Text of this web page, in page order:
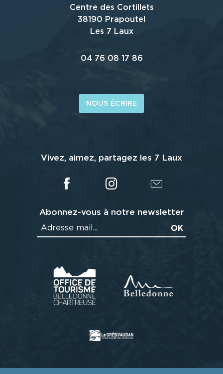
Centre des Cortillets
38190 Prapoutel
Les 7 Laux
04 76 08 17 86
NOUS ÉCRIRE
Vivez, aimez, partagez les 7 Laux
Abonnez-vous à notre newsletter